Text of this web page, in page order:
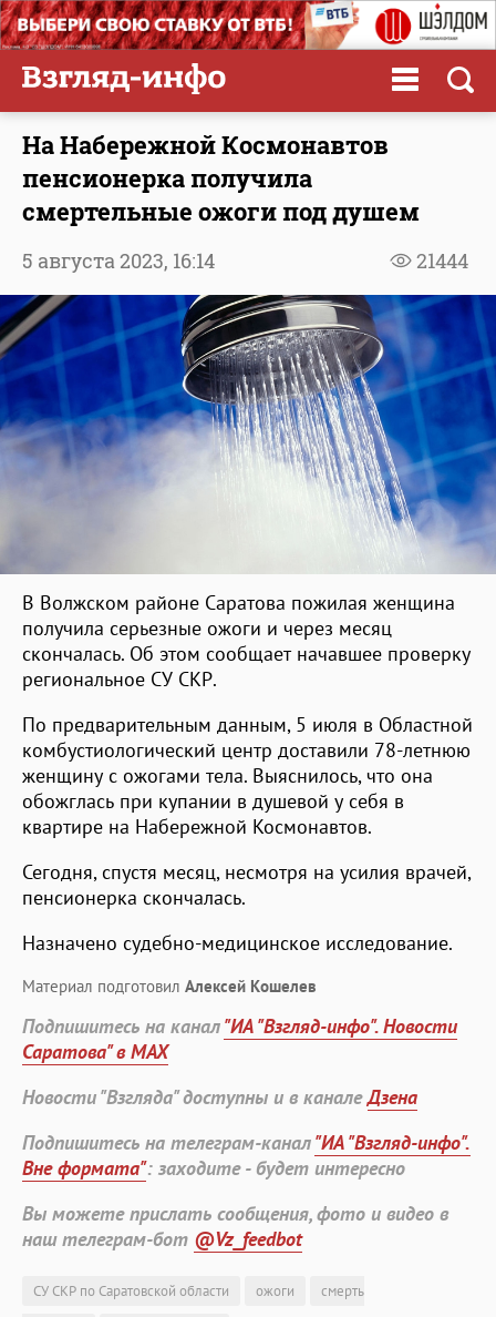
На Набережной Космонавтов
пенсионерка получила
смертельные ожоги под душем
21444
5 августа 2023, 16:14
В Волжском районе Саратова пожилая женщина
получила серьезные ожоги и через месяц
скончалась. Об этом сообщает начавшее проверку
региональное СУ СКР.
По предварительным данным, 5 июля в Областной
комбустиологический центр доставили 78-летнюю
женщину с ожогами тела. Выяснилось, что она
обожглась при купании в душевой у себя в
квартире на Набережной Космонавтов.
Сегодня, спустя месяц, несмотря на усилия врачей,
пенсионерка скончалась.
Назначено судебно-медицинское исследование.
Материал подготовил Алексей Кошелев
Подпишитесь на канал"ИА "Взгляд-инфо". Новости
Саратова" в MAX
Новости "Взгляда" доступны и в каналеДзена
Подпишитесь на телеграм-канал"ИА "Взгляд-инфо".
Вне формата": заходите - будет интересно
Вы можете прислать сообщения, фото и видео в
наш телеграм-бот @Vz_feedbot
СУ СКР по Саратовской области ожоги
смерть